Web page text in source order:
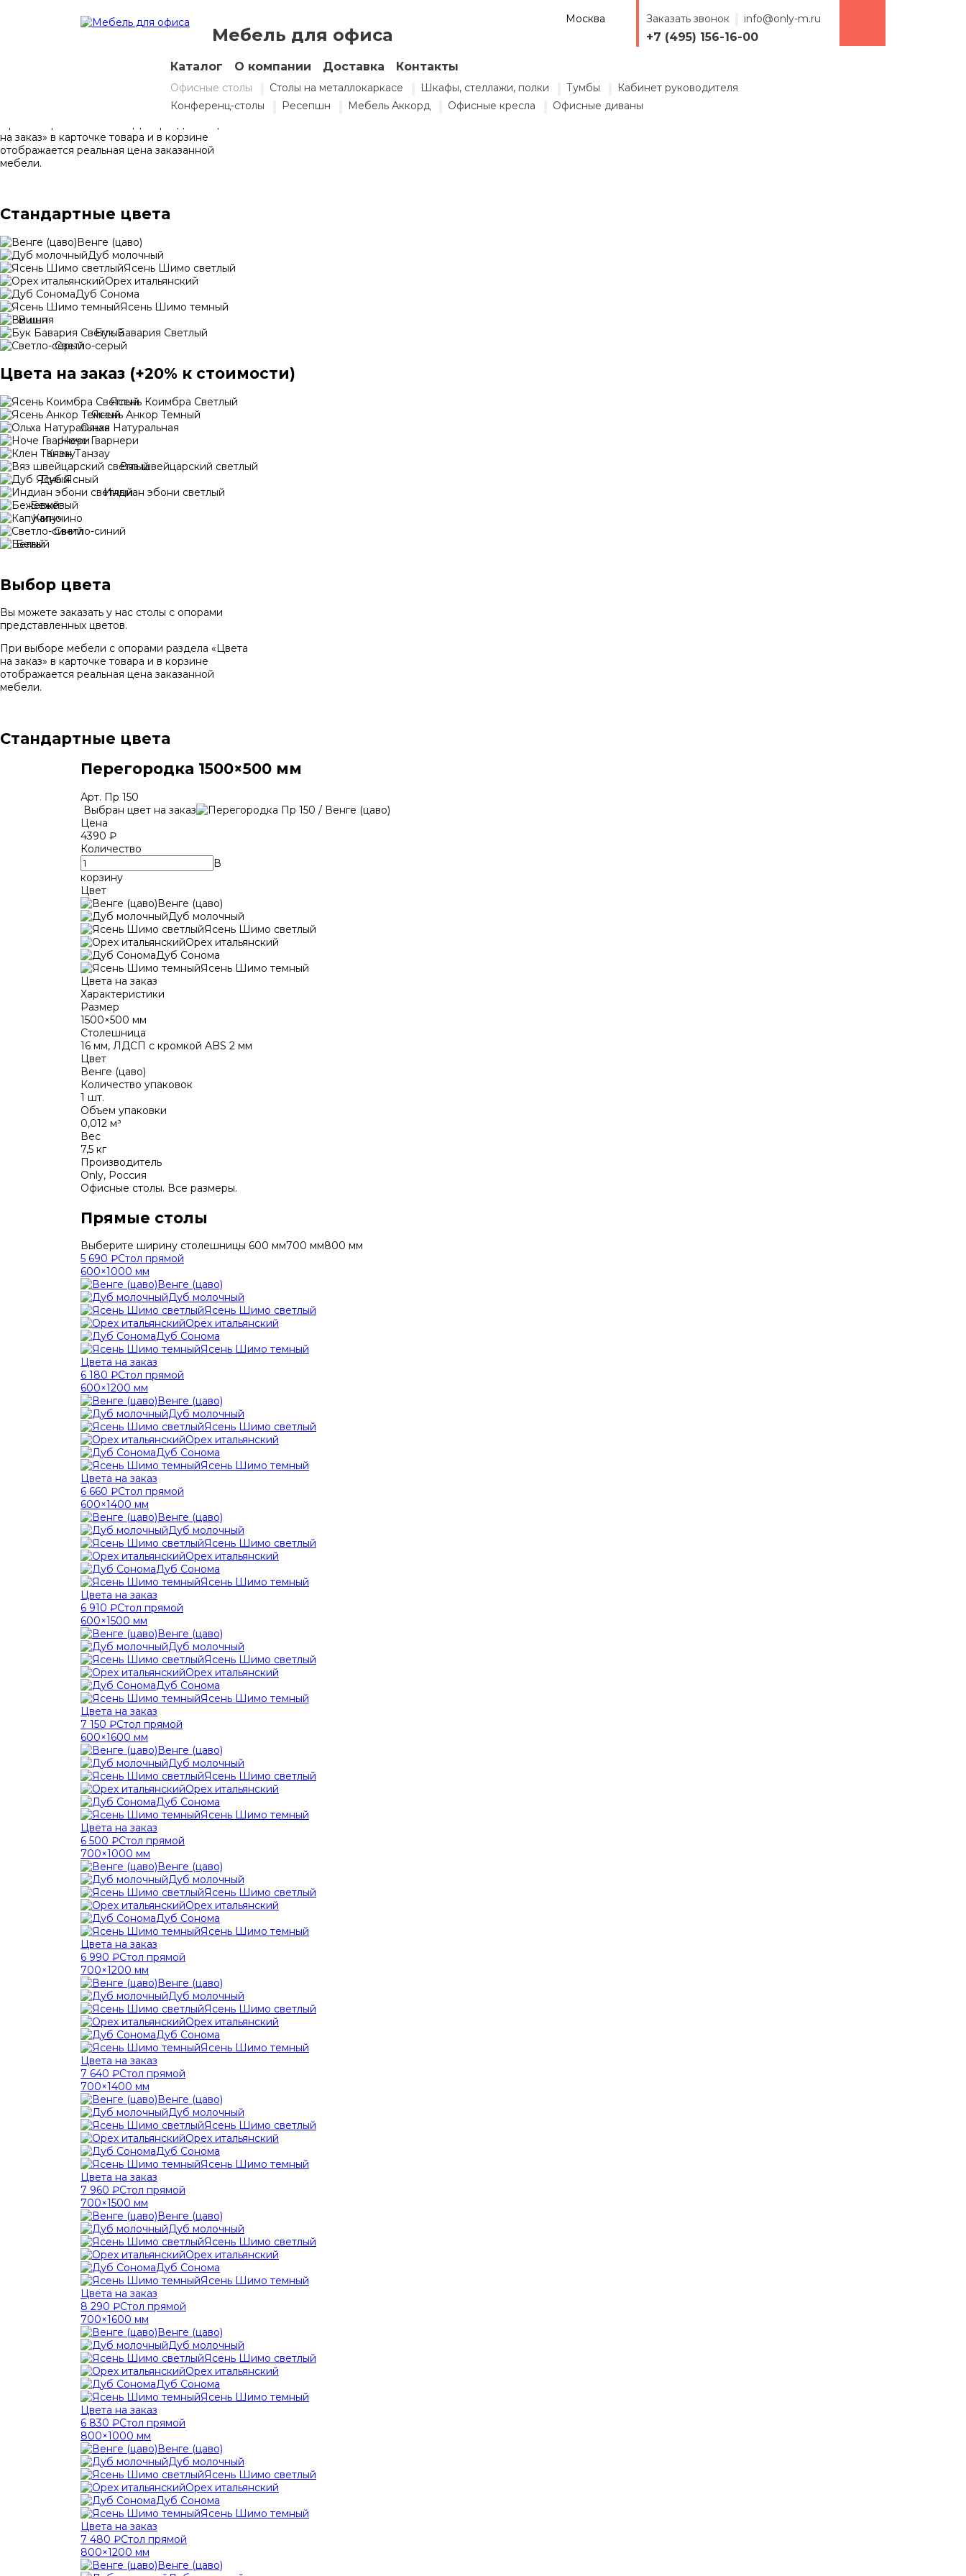
Мебель для офиса
Москва Заказать звонок info@only-m.ru
+7 (495) 156-16-00
Каталог О компании Доставка Контакты
Офисные столы Столы на металлокаркасе Шкафы, стеллажи, полки Тумбы
Кабинет руководителя
Конференц-столы
Ресепшн Мебель Аккорд Офисные кресла Офисные диваны
представленных цветов из ЛДСП коллекций
на заказ» в карточке товара и в корзине
отображается реальная цена заказанной
мебели.
Стандартные цвета
Венге (цаво)
Дуб молочный
Ясень Шимо светлый
Орех итальянский
Дуб Сонома
Ясень Шимо темный
Вишня
Бук Бавария Светлый
Светло-серый
Цвета на заказ (+20% к стоимости)
Ясень Коимбра Светлый
Ясень Анкор Темный
Ольха Натуральная
Ноче Гварнери
Клен Танзау
Вяз швейцарский светлый
Дуб Ясный
Индиан эбони светлый
Бежевый
Капучино
Светло-синий
Белый
Выбор цвета
Вы можете заказать у нас столы с опорами
представленных цветов.
При выборе мебели с опорами раздела «Цвета
на заказ» в карточке товара и в корзине
отображается реальная цена заказанной
мебели.
Стандартные цвета
Перегородка 1500×500 мм
Арт. Пр 150
Выбран цвет на заказ
Цена
4390 ₽
Количество
В
корзину
Цвет
Венге (цаво)
Дуб молочный
Ясень Шимо светлый
Орех итальянский
Дуб Сонома
Ясень Шимо темный
Цвета на заказ
Характеристики
Размер
1500×500 мм
Столешница
16 мм, ЛДСП с кромкой ABS 2 мм
Цвет
Венге (цаво)
Количество упаковок
1 шт.
Объем упаковки
0,012 м³
Вес
7,5 кг
Производитель
Only, Россия
Офисные столы. Все размеры.
Прямые столы
Выберите ширину столешницы 600 мм700 мм800 мм
5 690 ₽Стол прямой
600×1000 мм
Венге (цаво)
Дуб молочный
Ясень Шимо светлый
Орех итальянский
Дуб Сонома
Ясень Шимо темный
Цвета на заказ
6 180 ₽Стол прямой
600×1200 мм
Венге (цаво)
Дуб молочный
Ясень Шимо светлый
Орех итальянский
Дуб Сонома
Ясень Шимо темный
Цвета на заказ
6 660 ₽Стол прямой
600×1400 мм
Венге (цаво)
Дуб молочный
Ясень Шимо светлый
Орех итальянский
Дуб Сонома
Ясень Шимо темный
Цвета на заказ
6 910 ₽Стол прямой
600×1500 мм
Венге (цаво)
Дуб молочный
Ясень Шимо светлый
Орех итальянский
Дуб Сонома
Ясень Шимо темный
Цвета на заказ
7 150 ₽Стол прямой
600×1600 мм
Венге (цаво)
Дуб молочный
Ясень Шимо светлый
Орех итальянский
Дуб Сонома
Ясень Шимо темный
Цвета на заказ
6 500 ₽Стол прямой
700×1000 мм
Венге (цаво)
Дуб молочный
Ясень Шимо светлый
Орех итальянский
Дуб Сонома
Ясень Шимо темный
Цвета на заказ
6 990 ₽Стол прямой
700×1200 мм
Венге (цаво)
Дуб молочный
Ясень Шимо светлый
Орех итальянский
Дуб Сонома
Ясень Шимо темный
Цвета на заказ
7 640 ₽Стол прямой
700×1400 мм
Венге (цаво)
Дуб молочный
Ясень Шимо светлый
Орех итальянский
Дуб Сонома
Ясень Шимо темный
Цвета на заказ
7 960 ₽Стол прямой
700×1500 мм
Венге (цаво)
Дуб молочный
Ясень Шимо светлый
Орех итальянский
Дуб Сонома
Ясень Шимо темный
Цвета на заказ
8 290 ₽Стол прямой
700×1600 мм
Венге (цаво)
Дуб молочный
Ясень Шимо светлый
Орех итальянский
Дуб Сонома
Ясень Шимо темный
Цвета на заказ
6 830 ₽Стол прямой
800×1000 мм
Венге (цаво)
Дуб молочный
Ясень Шимо светлый
Орех итальянский
Дуб Сонома
Ясень Шимо темный
Цвета на заказ
7 480 ₽Стол прямой
800×1200 мм
Венге (цаво)